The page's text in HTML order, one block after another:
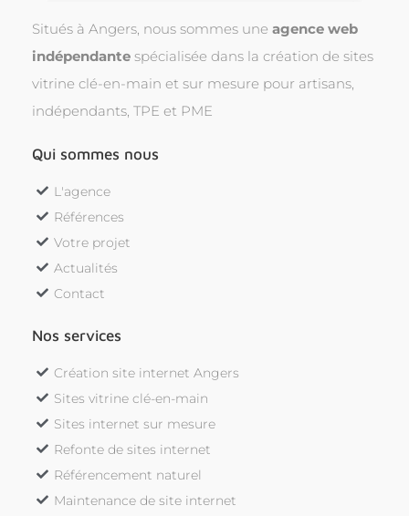
Situés à Angers, nous sommes une agence web
indépendante spécialisée dans la création de sites
vitrine clé-en-main et sur mesure pour artisans,
indépendants, TPE et PME
Qui sommes nous
L'agence
Références
Votre projet
Actualités
Contact
Nos services
Création site internet Angers
Sites vitrine clé-en-main
Sites internet sur mesure
Refonte de sites internet
Référencement naturel
Maintenance de site internet